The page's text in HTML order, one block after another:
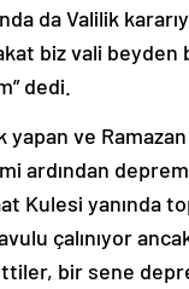
da Valilik
biz vali beyden
dedi.
yapan ve
ardından
Kulesi yanında
çalınıyor
bir sene